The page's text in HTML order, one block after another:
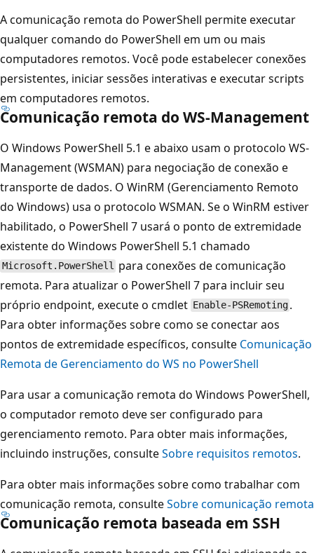
A comunicação remota do PowerShell permite executar
qualquer comando do PowerShell em um ou mais
computadores remotos. Você pode estabelecer conexões
persistentes, iniciar sessões interativas e executar scripts
em computadores remotos.
Comunicação remota do WS-Management
O Windows PowerShell 5.1 e abaixo usam o protocolo WS-
Management (WSMAN) para negociação de conexão e
transporte de dados. O WinRM (Gerenciamento Remoto
do Windows) usa o protocolo WSMAN. Se o WinRM estiver
habilitado, o PowerShell 7 usará o ponto de extremidade
existente do Windows PowerShell 5.1 chamado
Microsoft.PowerShell para conexões de comunicação
remota. Para atualizar o PowerShell 7 para incluir seu
próprio endpoint, execute o cmdlet Enable-PSRemoting .
Para obter informações sobre como se conectar aos
pontos de extremidade específicos, consulte Comunicação
Remota de Gerenciamento do WS no PowerShell
Para usar a comunicação remota do Windows PowerShell,
o computador remoto deve ser configurado para
gerenciamento remoto. Para obter mais informações,
incluindo instruções, consulteSobre requisitos remotos.
Para obter mais informações sobre como trabalhar com
comunicação remota, consulteSobre comunicação remota
Comunicação remota baseada em SSH